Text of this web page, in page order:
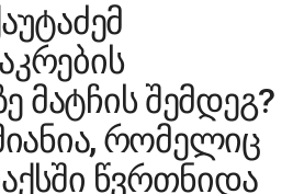
მატჩის შემდეგ?
რომელიც
წვრთნიდა